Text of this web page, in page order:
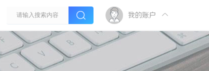
我的账户